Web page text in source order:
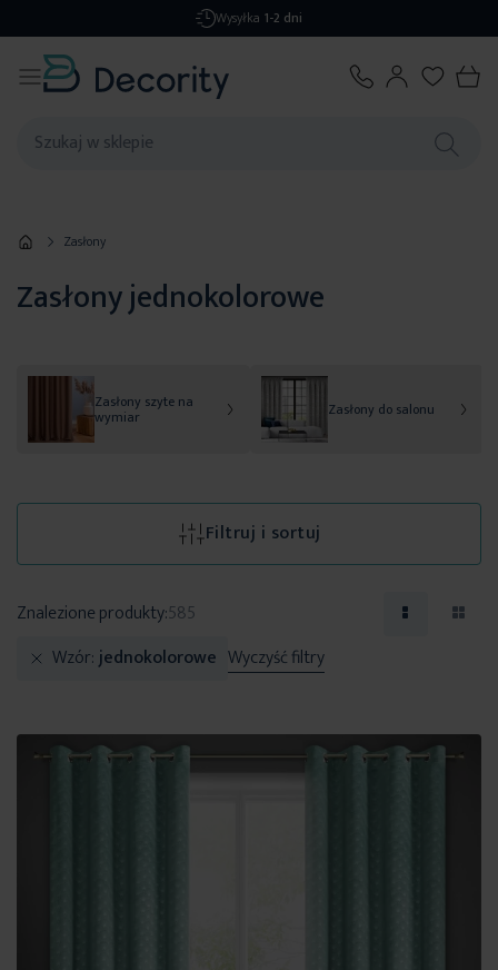
Darmowa dostawaod 299,99 zł
Zasłony
Zasłony jednokolorowe
Zasłony szyte na
wymiar Zasłony do salonu
Filtruj i sortuj
Znalezione produkty:585
Wzór jednokolorowe Wyczyść filtry